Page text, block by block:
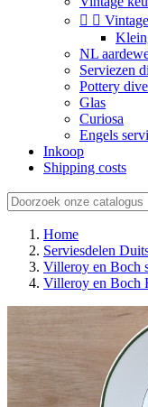
 
NL
Serviezen
Pottery
Glas
Curiosa
Engels
Inkoop
Shipping costs
Home
Serviesdelen
Villeroy en Boch
Villeroy en Boch